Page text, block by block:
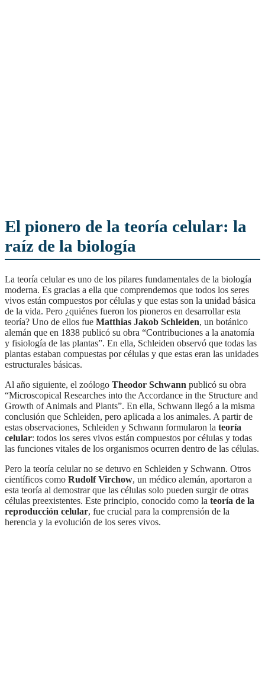
El pionero de la teoría celular: la
raíz de la biología
La teoría celular es uno de los pilares fundamentales de la biología
moderna. Es gracias a ella que comprendemos que todos los seres
vivos están compuestos por células y que estas son la unidad básica
de la vida. Pero ¿quiénes fueron los pioneros en desarrollar esta
teoría? Uno de ellos fue Matthias Jakob Schleiden, un botánico
alemán que en 1838 publicó su obra “Contribuciones a la anatomía
y fisiología de las plantas”. En ella, Schleiden observó que todas las
plantas estaban compuestas por células y que estas eran las unidades
estructurales básicas.
Al año siguiente, el zoólogo Theodor Schwann publicó su obra
“Microscopical Researches into the Accordance in the Structure and
Growth of Animals and Plants”. En ella, Schwann llegó a la misma
conclusión que Schleiden, pero aplicada a los animales. A partir de
estas observaciones, Schleiden y Schwann formularon la teoría
celular: todos los seres vivos están compuestos por células y todas
las funciones vitales de los organismos ocurren dentro de las células.
Pero la teoría celular no se detuvo en Schleiden y Schwann. Otros
científicos como Rudolf Virchow, un médico alemán, aportaron a
esta teoría al demostrar que las células solo pueden surgir de otras
células preexistentes. Este principio, conocido como la teoría de la
reproducción celular, fue crucial para la comprensión de la
herencia y la evolución de los seres vivos.